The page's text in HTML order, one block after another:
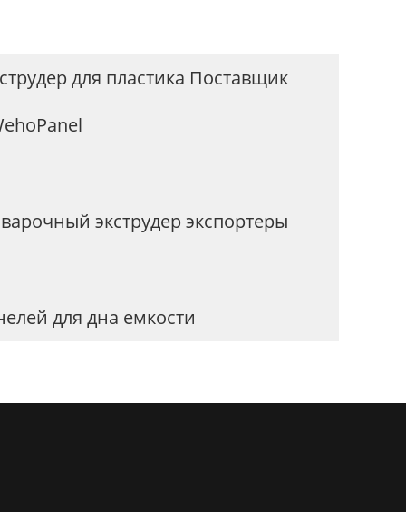
для пластика Поставщик
экструдер экспортеры
для дна емкости